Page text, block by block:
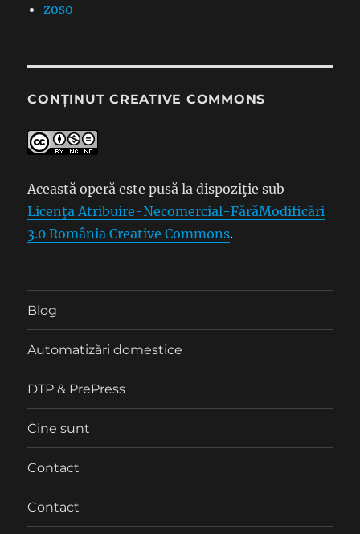
zoso
CONȚINUT CREATIVE COMMONS
Această operă este pusă la dispoziţie sub
Licenţa Atribuire-Necomercial-FărăModificări
3.0 România Creative Commons.
Blog
Automatizări domestice
DTP & PrePress
Cine sunt
Contact
Contact